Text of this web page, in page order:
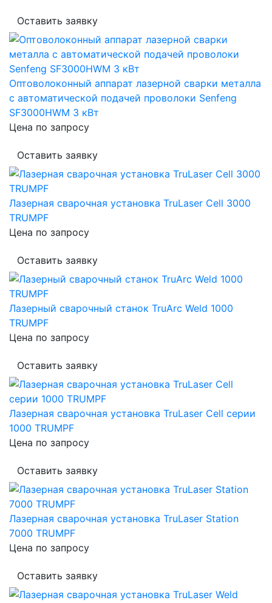
Оставить заявку
Оптоволоконный аппарат лазерной сварки металла
с автоматической подачей проволоки Senfeng
SF3000HWM 3 кВт
Цена по запросу
Оставить заявку
Лазерная сварочная установка TruLaser Cell 3000
TRUMPF
Цена по запросу
Оставить заявку
Лазерный сварочный станок TruArc Weld 1000
TRUMPF
Цена по запросу
Оставить заявку
Лазерная сварочная установка TruLaser Cell серии
1000 TRUMPF
Цена по запросу
Оставить заявку
Лазерная сварочная установка TruLaser Station
7000 TRUMPF
Цена по запросу
Оставить заявку